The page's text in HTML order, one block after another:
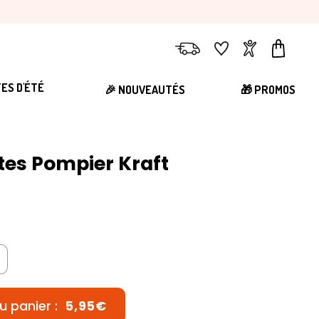
LivraisonFavorisComptePanier
D'ÉTÉ 🎉 NOUVEAUTÉS 🎁 PROMOS
Pompier Kraft
panier : 5,95€